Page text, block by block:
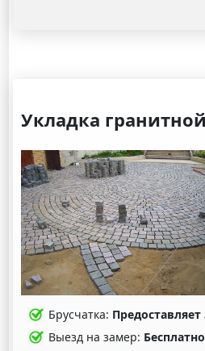
Укладка
Брусчатка:
Выезд на замер: Бесплатно